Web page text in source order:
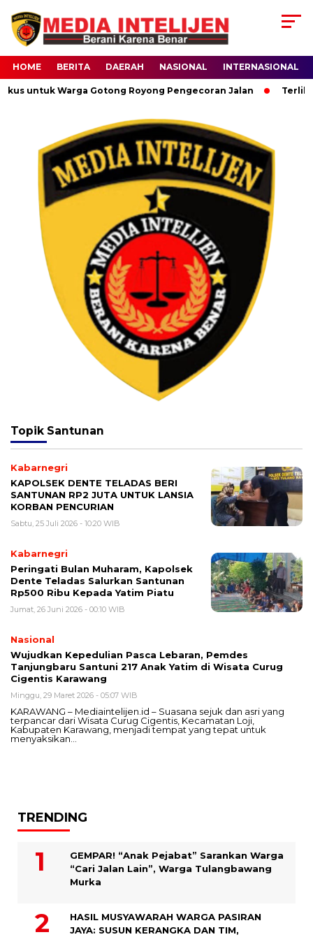
HOME BERITA DAERAH NASIONAL INTERNASIONAL
untuk Warga Gotong Royong Pengecoran Jalan Terlilit
Topik Santunan
Kabarnegri
KAPOLSEK DENTE TELADAS BERI
SANTUNAN RP2 JUTA UNTUK LANSIA
KORBAN PENCURIAN
Sabtu, 25 Juli 2026 - 10:20 WIB
Kabarnegri
Peringati Bulan Muharam, Kapolsek
Dente Teladas Salurkan Santunan
Rp500 Ribu Kepada Yatim Piatu
Jumat, 26 Juni 2026 - 00:10 WIB
Nasional
Wujudkan Kepedulian Pasca Lebaran, Pemdes
Tanjungbaru Santuni 217 Anak Yatim di Wisata Curug
Cigentis Karawang
Minggu, 29 Maret 2026 - 05:07 WIB
KARAWANG – Mediaintelijen.id – Suasana sejuk dan asri yang
terpancar dari Wisata Curug Cigentis, Kecamatan Loji,
Kabupaten Karawang, menjadi tempat yang tepat untuk
menyaksikan…
TRENDING
GEMPAR! “Anak Pejabat” Sarankan Warga
“Cari Jalan Lain”, Warga Tulangbawang
Murka
HASIL MUSYAWARAH WARGA PASIRAN
JAYA: SUSUN KERANGKA DAN TIM,